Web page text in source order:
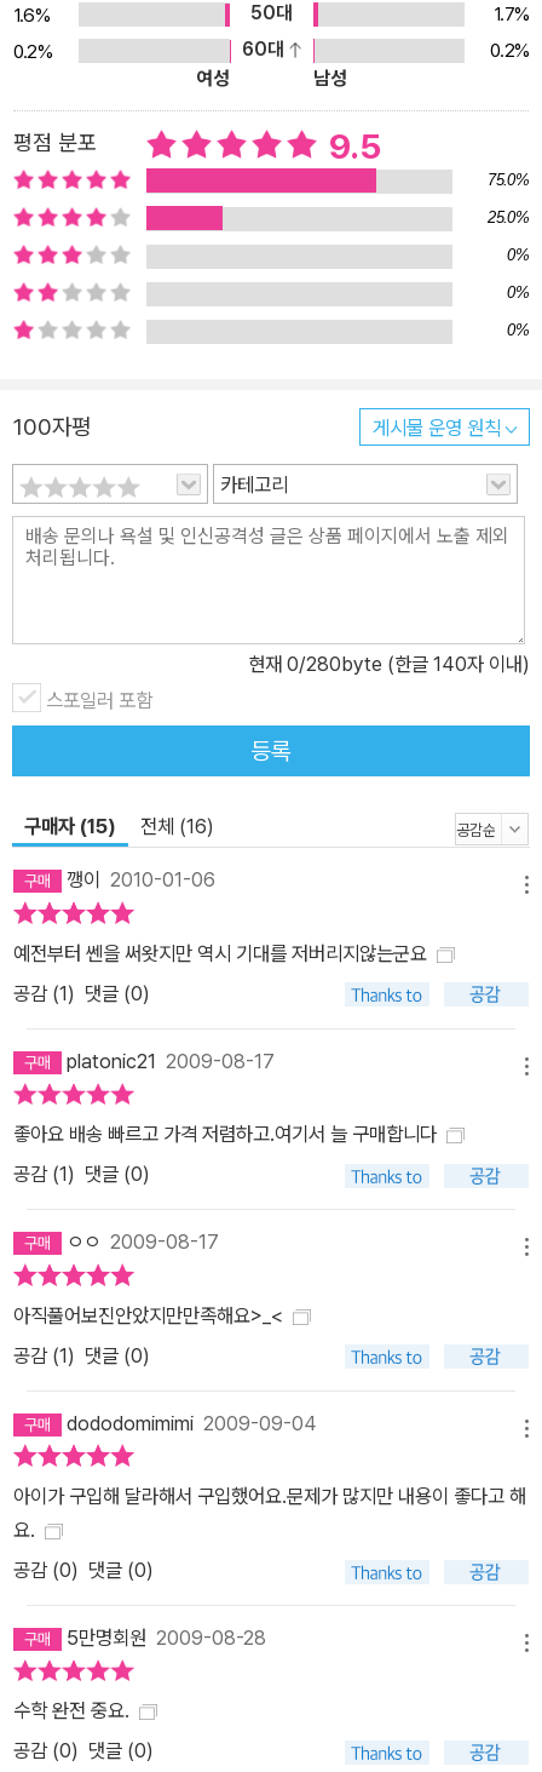
1.6% 50대
1.7%
0.2%
60대
0.2%
여성
남성
평점 분포 9.5
75.0%
25.0%
0%
0%
0%
100자평 게시물 운영 원칙
카테고리
현재 0/280byte (한글 140자 이내)
스포일러 포함
등록
구매자 (15) 전체 (16)
깽이 2010-01-06
예전부터 쎈을 써왓지만 역시 기대를 저버리지않는군요
공감 (1) 댓글 (0)
platonic21 2009-08-17
좋아요 배송 빠르고 가격 저렴하고.여기서 늘 구매합니다
공감 (1) 댓글 (0)
ㅇㅇ 2009-08-17
아직풀어보진안았지만만족해요>_<
공감 (1) 댓글 (0)
dododomimimi 2009-09-04
아이가 구입해 달라해서 구입했어요.문제가 많지만 내용이 좋다고 해
요.
공감 (0) 댓글 (0)
5만명회원 2009-08-28
수학 완전 중요.
공감 (0) 댓글 (0)